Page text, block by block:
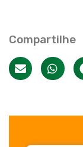
Compartilhe